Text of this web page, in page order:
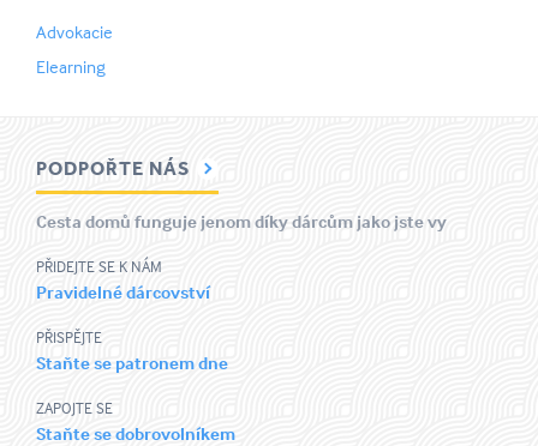
Advokacie
Elearning
PODPOŘTE NÁS
Cesta domů funguje jenom díky dárcům jako jste vy
PŘIDEJTE SE K NÁM
Pravidelné dárcovství
PŘISPĚJTE
Staňte se patronem dne
ZAPOJTE SE
Staňte se dobrovolníkem